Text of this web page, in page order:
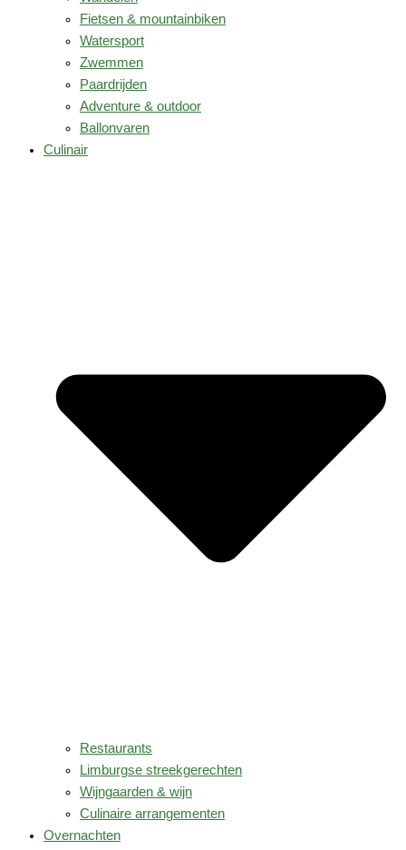
Fietsen & mountainbiken
Watersport
Zwemmen
Paardrijden
Adventure & outdoor
Ballonvaren
Culinair
Restaurants
Limburgse streekgerechten
Wijngaarden & wijn
Culinaire arrangementen
Overnachten